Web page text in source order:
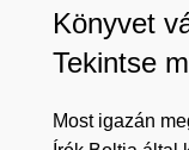
Könyvet
Tekintse
Most igazán